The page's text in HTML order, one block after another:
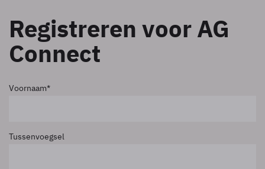
Registreren voor AG
Connect
Voornaam
Tussenvoegsel